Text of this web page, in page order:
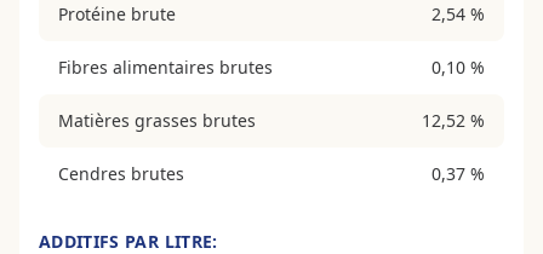
Protéine brute 2,54 %
Fibres alimentaires brutes 0,10 %
Matières grasses brutes 12,52 %
Cendres brutes 0,37 %
ADDITIFS PAR LITRE: